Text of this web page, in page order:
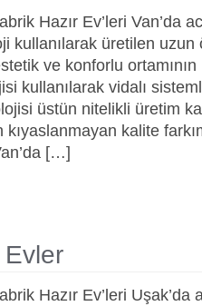
Hazır Ev’leri Van’da
kullanılarak üretilen
ve konforlu ortamının
kullanılarak vidalı
üstün nitelikli üretim
kalite
[…]
Hazır Ev’leri